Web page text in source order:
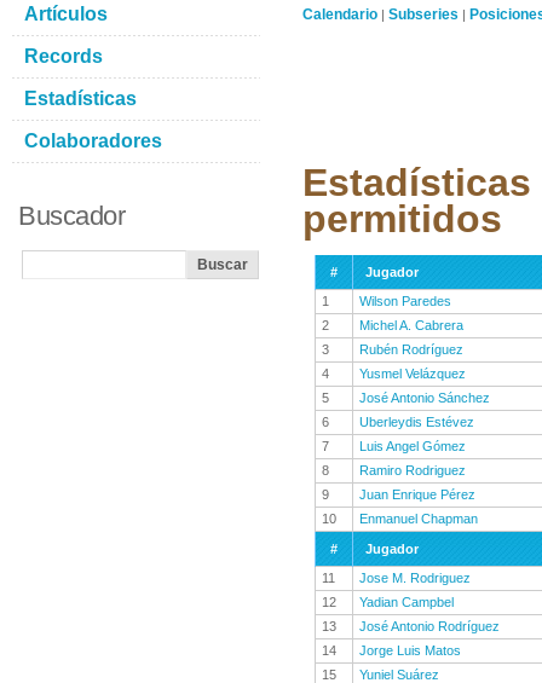
Calendario | Subseries |
permitidos
#
Jugador
1
Wilson Paredes
2
Michel A. Cabrera
3
Rubén Rodríguez
4
Yusmel Velázquez
5
José Antonio Sánchez
6
Uberleydis Estévez
7
Luis Angel Gómez
8
Ramiro Rodriguez
9
Juan Enrique Pérez
10
Enmanuel Chapman
#
Jugador
11
Jose M. Rodriguez
12
Yadian Campbel
13
José Antonio Rodríguez
14
Jorge Luis Matos
15
Yuniel Suárez
Artículos
Records
Estadísticas
Colaboradores
Buscador